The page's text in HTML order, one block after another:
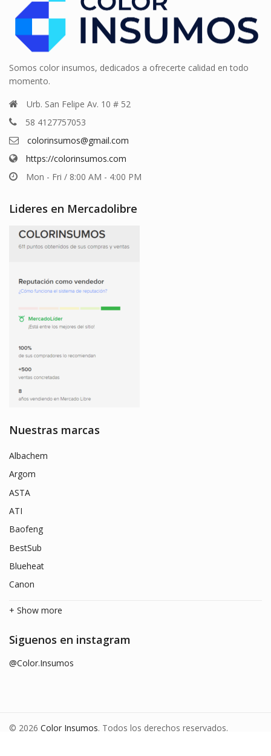
Somos color insumos, dedicados a ofrecerte calidad en todo
momento.
Urb. San Felipe Av. 10 # 52
58 4127757053
colorinsumos@gmail.com
https://colorinsumos.com
Mon - Fri / 8:00 AM - 4:00 PM
Lideres en Mercadolibre
Nuestras marcas
Albachem
Argom
ASTA
ATI
Baofeng
BestSub
Blueheat
Canon
+ Show more
Siguenos en instagram
@Color.Insumos
© 2026 Color Insumos. Todos los derechos reservados.